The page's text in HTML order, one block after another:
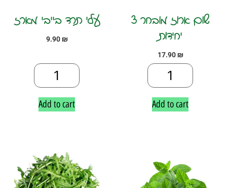
עלי תרד בייבי מארז
9.90₪
Add to cart
שום ארוז מובחר 3
יחידות
17.90₪
Add to cart